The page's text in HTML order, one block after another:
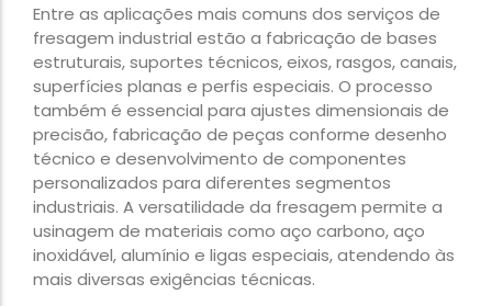
Entre as aplicações mais comuns dos serviços de
fresagem industrial estão a fabricação de bases
estruturais, suportes técnicos, eixos, rasgos, canais,
superfícies planas e perfis especiais. O processo
também é essencial para ajustes dimensionais de
precisão, fabricação de peças conforme desenho
técnico e desenvolvimento de componentes
personalizados para diferentes segmentos
industriais. A versatilidade da fresagem permite a
usinagem de materiais como aço carbono, aço
inoxidável, alumínio e ligas especiais, atendendo às
mais diversas exigências técnicas.